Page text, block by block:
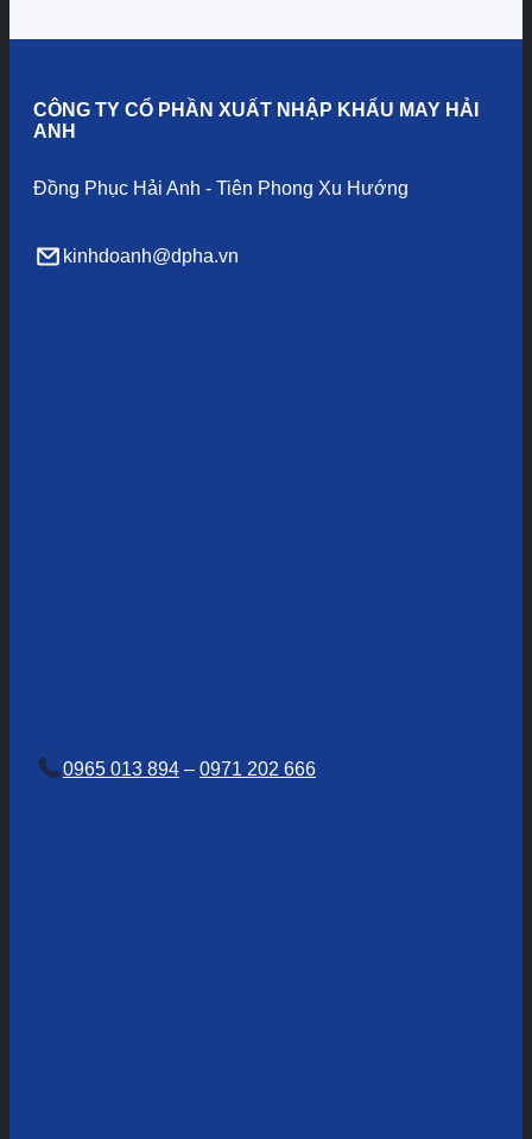
CÔNG TY CỔ PHẦN XUẤT NHẬP KHẨU MAY HẢI
ANH
Đồng Phục Hải Anh - Tiên Phong Xu Hướng
kinhdoanh@dpha.vn
0965 013 894 – 0971 202 666